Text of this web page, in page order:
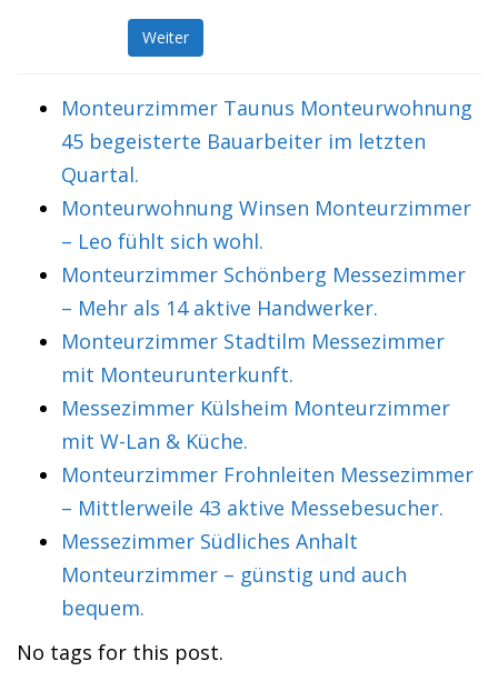
Weiter
Monteurzimmer Taunus Monteurwohnung
45 begeisterte Bauarbeiter im letzten
Quartal.
Monteurwohnung Winsen Monteurzimmer
– Leo fühlt sich wohl.
Monteurzimmer Schönberg Messezimmer
– Mehr als 14 aktive Handwerker.
Monteurzimmer Stadtilm Messezimmer
mit Monteurunterkunft.
Messezimmer Külsheim Monteurzimmer
mit W-Lan & Küche.
Monteurzimmer Frohnleiten Messezimmer
– Mittlerweile 43 aktive Messebesucher.
Messezimmer Südliches Anhalt
Monteurzimmer – günstig und auch
bequem.
No tags for this post.